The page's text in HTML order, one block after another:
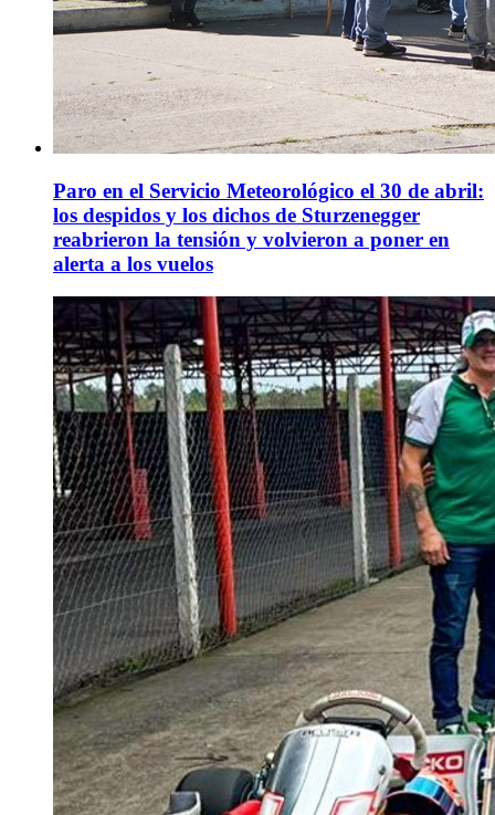
Paro en el Servicio Meteorológico el 30 de abril:
los despidos y los dichos de Sturzenegger
reabrieron la tensión y volvieron a poner en
alerta a los vuelos